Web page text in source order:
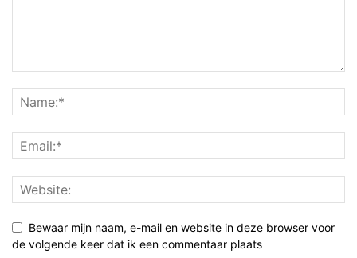
Bewaar mijn naam, e-mail en website in deze browser voor
de volgende keer dat ik een commentaar plaats